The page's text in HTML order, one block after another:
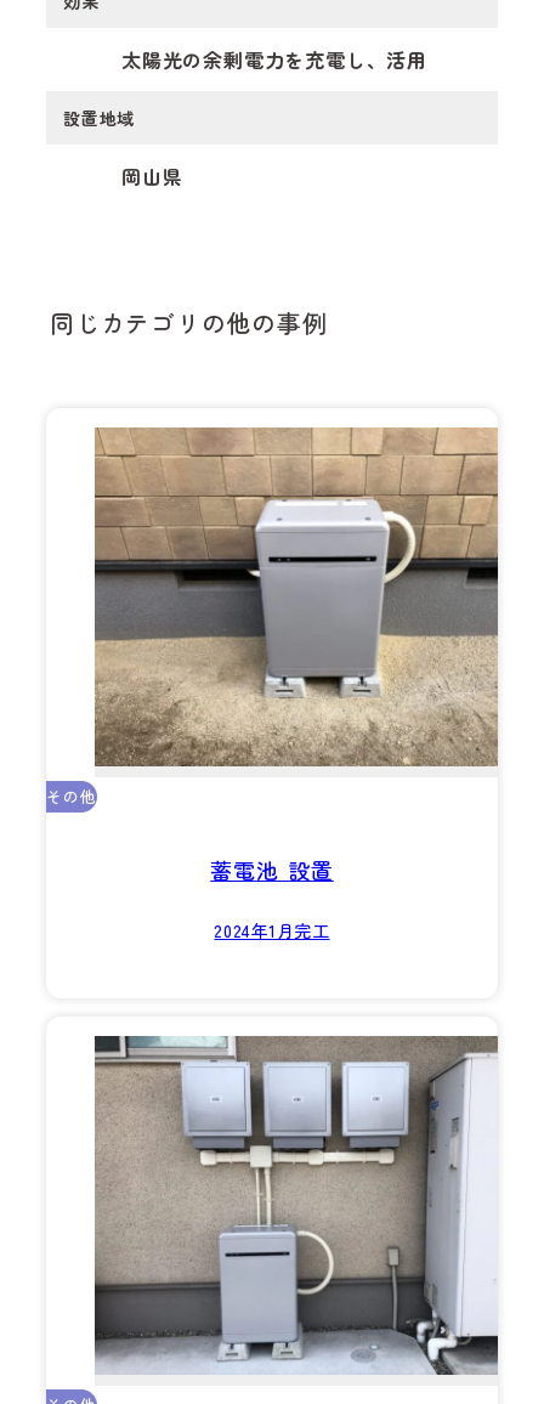
太陽光の余剰電力を充電し、活用
設置地域
岡山県
同じカテゴリの他の事例
その他
蓄電池 設置
2024年1月完工